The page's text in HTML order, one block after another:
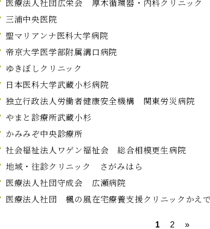
医療法人社団広栄会 厚木循環器・内科クリニック
三浦中央医院
聖マリアンナ医科大学病院
帝京大学医学部附属溝口病院
ゆきぼしクリニック
日本医科大学武蔵小杉病院
独立行政法人労働者健康安全機構 関東労災病院
やまと診療所武蔵小杉
かみみぞ中央診療所
社会福祉法人ワゲン福祉会 総合相模更生病院
地域・往診クリニック さがみはら
医療法人社団守成会 広瀬病院
医療法人社団 楓の風在宅療養支援クリニックかえ
1 2 »